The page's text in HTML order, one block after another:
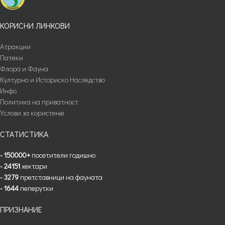
КОРИСНИ ЛИНКОВИ
Атракции
Патеки
Флора и Фауна
Културно и Историско Наследство
Инфо
Политика на приватност
Услови за користење
СТАТИСТИКА
- 150000+ посетители годишно
- 24151хектари
- 3279 претставници на фауната
- 1644 пеперутки
ПРИЗНАНИЕ